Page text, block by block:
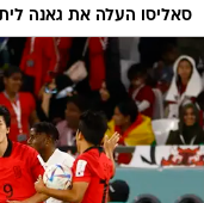
סאליסו העלה את גאנה